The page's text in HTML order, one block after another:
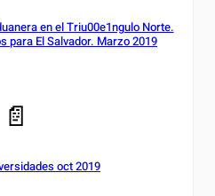
en el Triu00e1ngulo Norte.
para El Salvador. Marzo 2019
📄
oct 2019